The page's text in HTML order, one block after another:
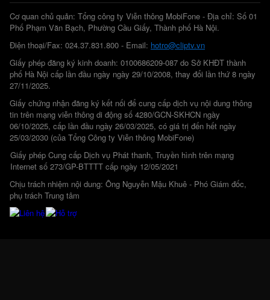
Cơ quan chủ quản: Tổng công ty Viễn thông MobiFone - Địa chỉ: Số 01
Phố Phạm Văn Bạch, Phường Cầu Giấy, Thành phố Hà Nội.
Điện thoại/Fax: 024.37.831.800 - Email: hotro@cliptv.vn
Giấy phép đăng ký kinh doanh: 0100686209-087 do Sở KHĐT thành
phố Hà Nội cấp lần đầu ngày ngày 29/10/2008, thay đổi lần thứ 8 ngày
27/11/2025.
Giấy chứng nhận đăng ký kết nối để cung cấp dịch vụ nội dung thông
tin trên mạng viễn thông di động số 4280/GCN-SKHCN ngày
06/10/2025, cấp lần đầu ngày 26/03/2025, có giá trị đến hết ngày
25/03/2030 (của Tổng Công ty Viễn thông MobiFone)
Giấy phép Cung cấp Dịch vụ Phát thanh, Truyền hình trên mạng
Internet số 273/GP-BTTTT cấp ngày 12/05/2021
Chịu trách nhiệm nội dung: Ông Nguyễn Mậu Khuê - Phó Giám đốc,
phụ trách Trung tâm